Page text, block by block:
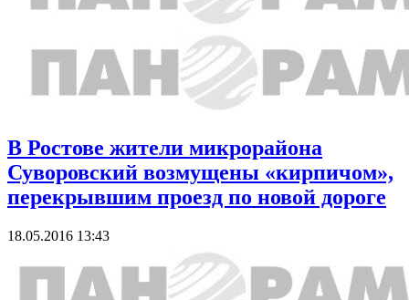
В Ростове жители микрорайона
Суворовский возмущены «кирпичом»,
перекрывшим проезд по новой дороге
18.05.2016 13:43